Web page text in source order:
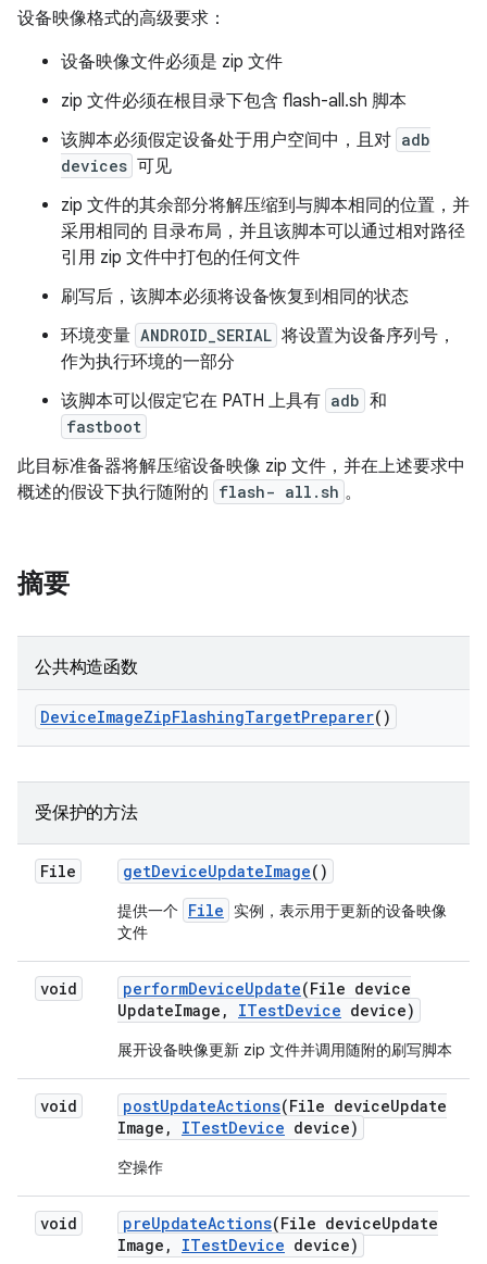
设备映像格式的高级要求：
设备映像文件必须是 zip 文件
zip 文件必须在根目录下包含 flash-all.sh 脚本
该脚本必须假定设备处于用户空间中，且对 adb
devices 可见
zip 文件的其余部分将解压缩到与脚本相同的位置，并
采用相同的 目录布局，并且该脚本可以通过相对路径
引用 zip 文件中打包的任何文件
刷写后，该脚本必须将设备恢复到相同的状态
环境变量 ANDROID_SERIAL 将设置为设备序列号，
作为执行环境的一部分
该脚本可以假定它在 PATH 上具有 adb 和
fastboot
此目标准备器将解压缩设备映像 zip 文件，并在上述要求中
概述的假设下执行随附的 flash- all.sh 。
摘要
公共构造函数
DeviceImageZipFlashingTargetPreparer()
受保护的方法
File getDeviceUpdateImage()
提供一个 File
实例，表示用于更新的设备映像
文件
void performDeviceUpdate(File device
UpdateImage , ITestDevice device)
展开设备映像更新 zip 文件并调用随附的刷写脚本
void postUpdateActions(File deviceUpdate
Image , ITestDevice device)
空操作
void preUpdateActions(File deviceUpdate
Image , ITestDevice device)